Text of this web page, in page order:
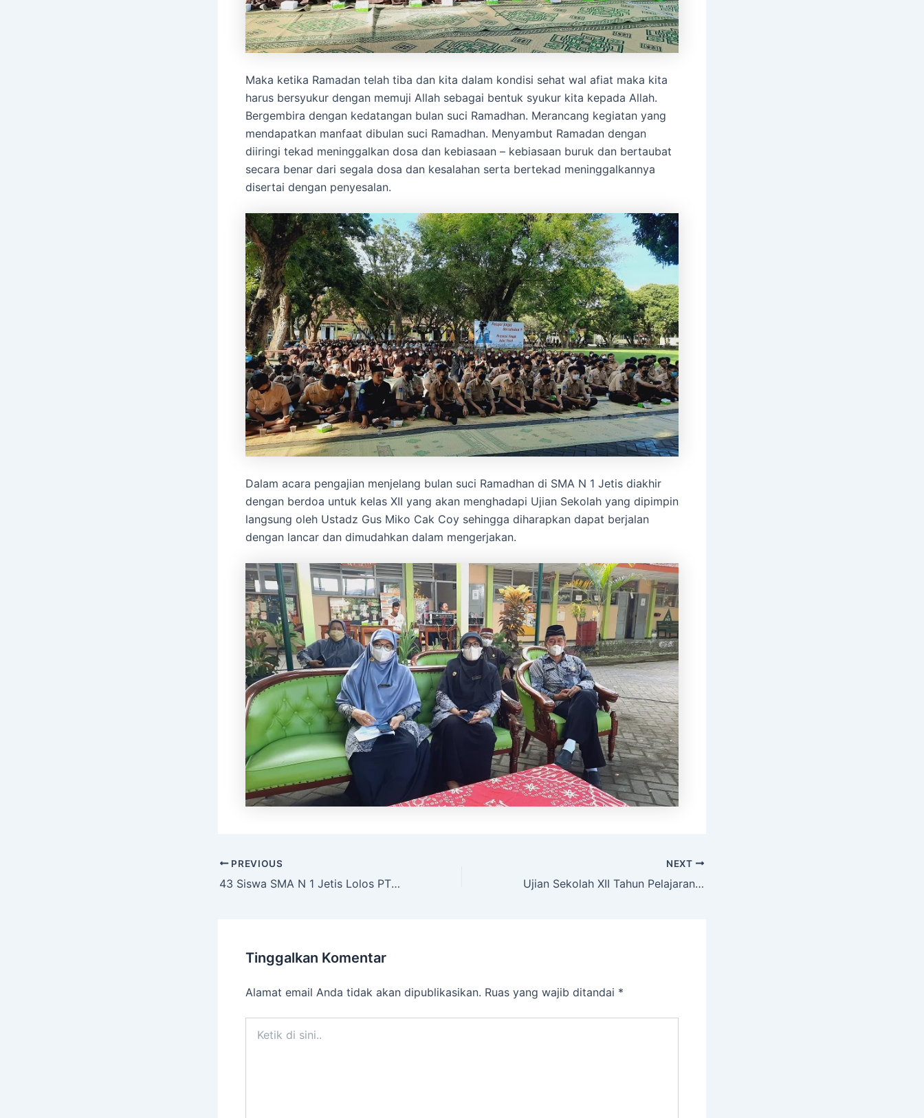
Maka ketika Ramadan telah tiba dan kita dalam kondisi sehat wal afiat maka kita
harus bersyukur dengan memuji Allah sebagai bentuk syukur kita kepada Allah.
Bergembira dengan kedatangan bulan suci Ramadhan. Merancang kegiatan yang
mendapatkan manfaat dibulan suci Ramadhan. Menyambut Ramadan dengan
diiringi tekad meninggalkan dosa dan kebiasaan – kebiasaan buruk dan bertaubat
secara benar dari segala dosa dan kesalahan serta bertekad meninggalkannya
disertai dengan penyesalan.
Dalam acara pengajian menjelang bulan suci Ramadhan di SMA N 1 Jetis diakhir
dengan berdoa untuk kelas XII yang akan menghadapi Ujian Sekolah yang dipimpin
langsung oleh Ustadz Gus Miko Cak Coy sehingga diharapkan dapat berjalan
dengan lancar dan dimudahkan dalam mengerjakan.
PREVIOUS
43 Siswa SMA N 1 Jetis Lolos PTN Favorit Jalur SNMPTN 2022
NEXT
Ujian Sekolah XII Tahun Pelajaran 2021/2022 Berbasis Semi Daring
Tinggalkan Komentar
Alamat email Anda tidak akan dipublikasikan. Ruas yang wajib ditandai *